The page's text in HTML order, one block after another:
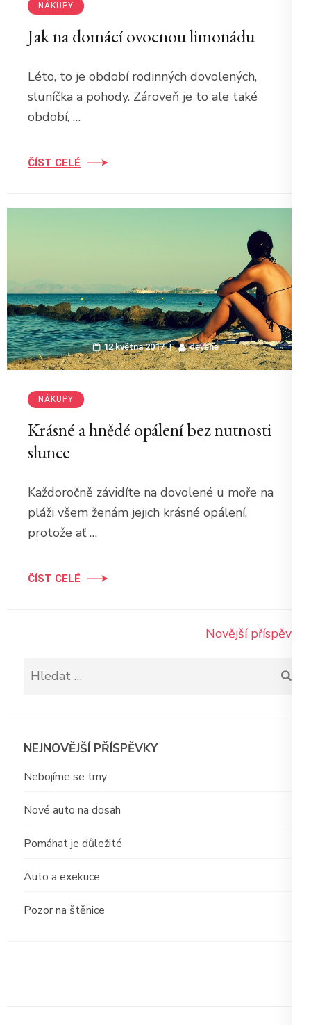
NÁKUPY
Jak na domácí ovocnou limonádu
Léto, to je období rodinných dovolených,
sluníčka a pohody. Zároveň je to ale také
období, …
ČÍST CELÉ
12 května 2017 devene
NÁKUPY
Krásné a hnědé opálení bez nutnosti
slunce
Každoročně závidíte na dovolené u moře na
pláži všem ženám jejich krásné opálení,
protože ať …
ČÍST CELÉ
příspěvky
Novější příspěvky
Vyhledávání
NEJNOVĚJŠÍ PŘÍSPĚVKY
Nebojíme se tmy
Nové auto na dosah
Pomáhat je důležité
Auto a exekuce
Pozor na štěnice